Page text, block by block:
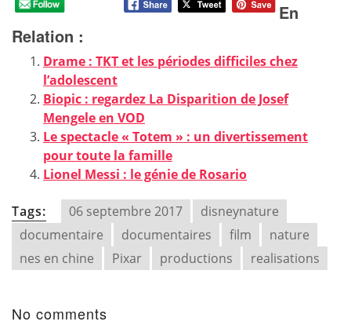
En
Relation :
Drame : TKT et les périodes difficiles chez
l’adolescent
Biopic : regardez La Disparition de Josef
Mengele en VOD
Le spectacle « Totem » : un divertissement
pour toute la famille
Lionel Messi : le génie de Rosario
Tags: 06 septembre 2017
disneynature
documentaire
documentaires film
nature
nes en chine
Pixar productions realisations
No comments